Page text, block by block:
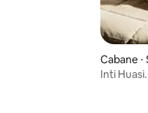
Cabane ⋅
uy
Inti